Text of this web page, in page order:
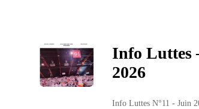
Info Luttes
2026
Info Luttes N°11 - Juin